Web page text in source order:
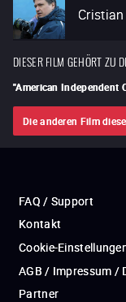
Cristian
DIESER FILM GEHÖRT ZU
"American Independent
Die anderen Film
FAQ / Support
Kontakt
Cookie-
AGB / Impressum /
Partner